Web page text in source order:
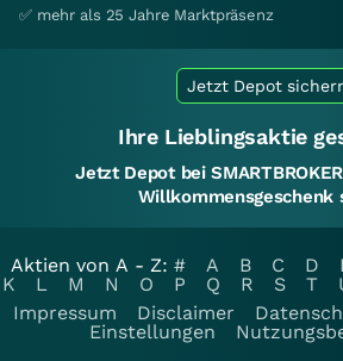
✅ mehr als 25 Jahre Marktpräsenz
Jetzt Depot
Ihre Lieblingsaktie
Jetzt Depot bei
Willkommensgeschenk
Aktien von A - Z: # A B C D
K
L M N O P Q R S T
Impressum
Disclaimer
Einstellungen